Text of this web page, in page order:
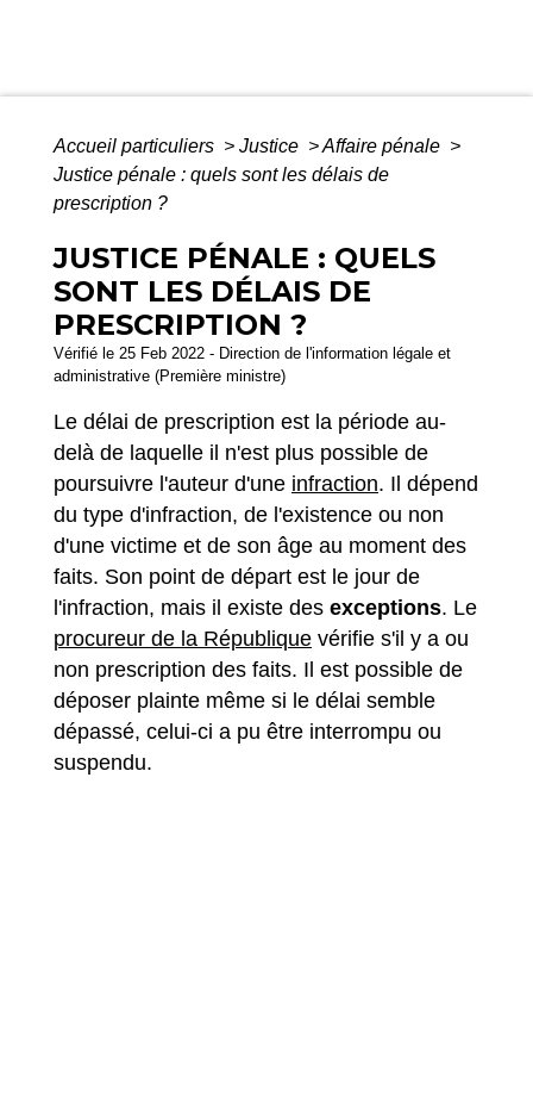
Accueil particuliers > Justice >Affaire pénale >
Justice pénale : quels sont les délais de
prescription ?
JUSTICE PÉNALE : QUELS
SONT LES DÉLAIS DE
PRESCRIPTION ?
Vérifié le 25 Feb 2022 - Direction de l'information légale et
administrative (Première ministre)
Le délai de prescription est la période au-
delà de laquelle il n'est plus possible de
poursuivre l'auteur d'une infraction. Il dépend
du type d'infraction, de l'existence ou non
d'une victime et de son âge au moment des
faits. Son point de départ est le jour de
l'infraction, mais il existe des exceptions. Le
procureur de la République vérifie s'il y a ou
non prescription des faits. Il est possible de
déposer plainte même si le délai semble
dépassé, celui-ci a pu être interrompu ou
suspendu.